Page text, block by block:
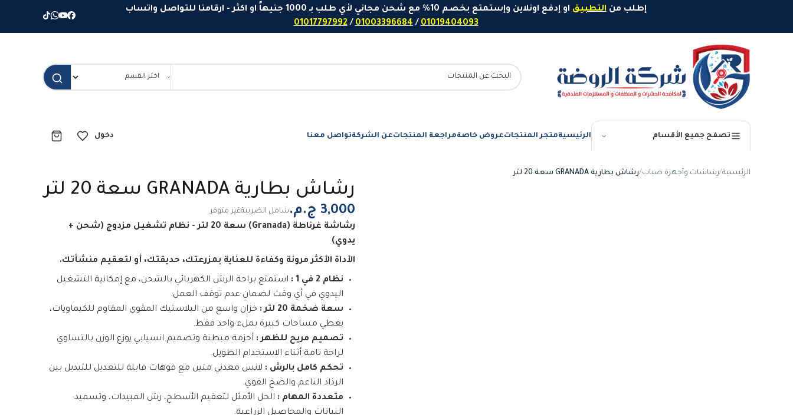
إطلب منالتطبيق او إدفع اونلاين وإستمتع بخصم 10% مع شحن مجاني لأي طلب بـ 1000 جنيهاً او اكثر - ارقامنا للتواصل واتساب
01019404093
/
01003396684
/
01017797992
تصفح جميع الأقسام الرئيسيةمتجر المنتجاتعروض خاصةمراجعة المنتجاتعن الشركةتواصل معنا دخول
الرئيسية/رشاشات وأجهزة ضباب/رشاش بطارية GRANADA سعة 20 لتر
رشاش بطارية GRANADA سعة 20 لتر
شامل الضريبةغير متوفر
رشاشة غرناطة (Granada) سعة 20 لتر - نظام تشغيل مزدوج (شحن +
يدوي)
الأداة الأكثر مرونة وكفاءة للعناية بمزرعتك، حديقتك، أو لتعقيم منشأتك.
نظام 2 في 1 :
استمتع براحة الرش الكهربائي بالشحن، مع إمكانية التشغيل
اليدوي في أي وقت لضمان عدم توقف العمل.
سعة ضخمة 20 لتر :
خزان واسع من البلاستيك المقوى المقاوم للكيماويات،
يغطي مساحات كبيرة بملء واحد فقط.
تصميم مريح للظهر : أحزمة مبطنة وتصميم انسيابي يوزع الوزن بالتساوي
لراحة تامة أثناء الاستخدام الطويل.
تحكم كامل بالرش : لانس معدني متين مع فوهات قابلة للتعديل للتبديل بين
الرذاذ الناعم والضخ القوي.
متعددة المهام : الحل الأمثل لتعقيم الأسطح، رش المبيدات، وتسميد
النباتات والمحاصيل الزراعية.